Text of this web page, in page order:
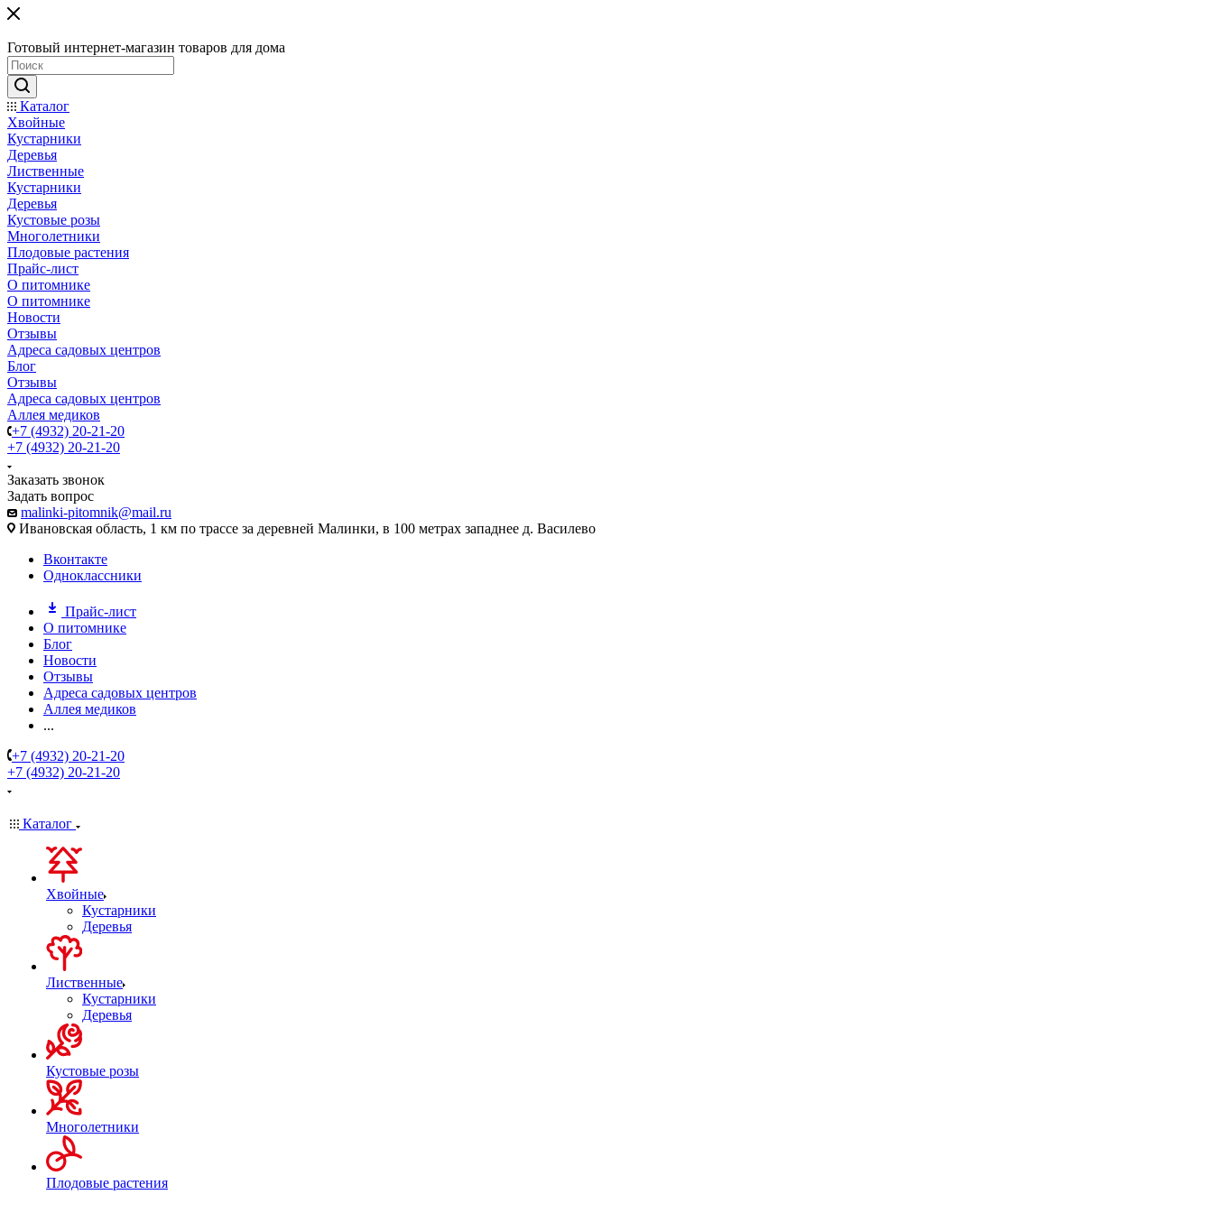
Готовый интернет-магазин товаров для дома
Каталог
Хвойные
Кустарники
Деревья
Лиственные
Кустарники
Деревья
Кустовые розы
Многолетники
Плодовые растения
Прайс-лист
О питомнике
О питомнике
Новости
Отзывы
Адреса садовых центров
Блог
Отзывы
Адреса садовых центров
Аллея медиков
+7 (4932) 20-21-20
+7 (4932) 20-21-20
Заказать звонок
Задать вопрос
malinki-pitomnik@mail.ru
Ивановская область, 1 км по трассе за деревней Малинки, в 100 метрах западнее д. Василево
Вконтакте
Одноклассники
Прайс-лист
О питомнике
Блог
Новости
Отзывы
Адреса садовых центров
Аллея медиков
...
+7 (4932) 20-21-20
+7 (4932) 20-21-20
Каталог
Хвойные
Кустарники
Деревья
Лиственные
Кустарники
Деревья
Кустовые розы
Многолетники
Плодовые растения